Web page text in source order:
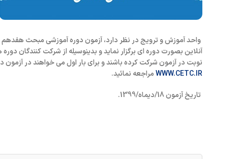
واحد آموزش و ترویج در نظر دارد،آزمون دوره آموزشی مبحث هفدهم
آنلاین بصورت دوره ای برگزار نماید و بدینوسیله از شرکت کنندگان
نوبت در آزمون شرکت کرده باشند و برای بار اول می خواهند در
WWW.CETC.IRمراجعه نمائید.
تاریخ آزمون 18/دیماه/1399.